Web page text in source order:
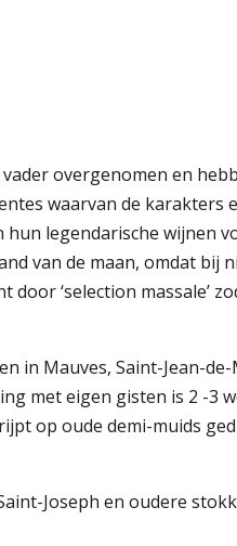
overgenomen en
waarvan de karakters
legendarische wijnen
van de maan, omdat bij
‘selection massale’
in Mauves, Saint-Jean-
met eigen gisten is 2 -3
op oude demi-muids
Joseph en oudere